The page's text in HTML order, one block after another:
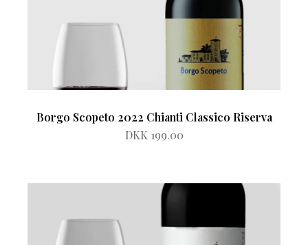
Borgo Scopeto 2022 Chianti Classico Riserva
DKK 199.00